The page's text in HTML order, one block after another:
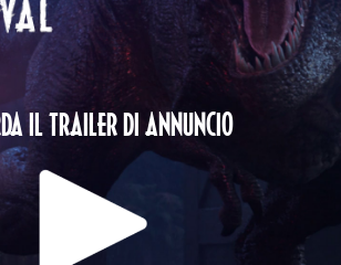
IL TRAILER DI ANNUNCIO